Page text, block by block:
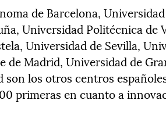
de Barcelona,
Universidad Politécnica de
Universidad de Sevilla,
de Madrid, Universidad de
son los otros centros
primeras en cuanto a